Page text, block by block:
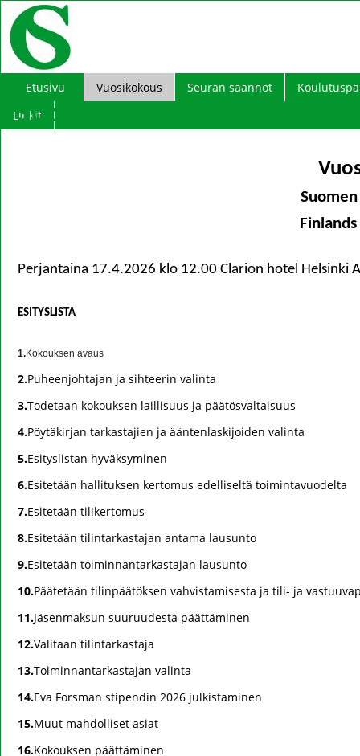
Suomen Glaukoomaseura
Etusivu Vuosikokous Seuran säännöt
Linkit
Perjantaina 17.4.2026 klo 12.00 Clarion hotel Helsinki
ESITYSLISTA
1.Kokouksen avaus
2.Puheenjohtajan ja sihteerin valinta
3.Todetaan kokouksen laillisuus ja päätösvaltaisuus
4.Pöytäkirjan tarkastajien ja ääntenlaskijoiden valinta
5.Esityslistan hyväksyminen
6.Esitetään hallituksen kertomus edelliseltä toimintavuodelta
7.Esitetään tilikertomus
8.Esitetään tilintarkastajan antama lausunto
9.Esitetään toiminnantarkastajan lausunto
10.Päätetään tilinpäätöksen vahvistamisesta ja tili- ja
11.Jäsenmaksun suuruudesta päättäminen
12.Valitaan tilintarkastaja
13.Toiminnantarkastajan valinta
14.Eva Forsman stipendin 2026 julkistaminen
15.Muut mahdolliset asiat
16.Kokouksen päättäminen